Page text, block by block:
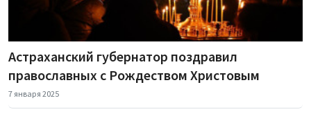
Астраханский губернатор поздравил
православных с Рождеством Христовым
7 января 2025